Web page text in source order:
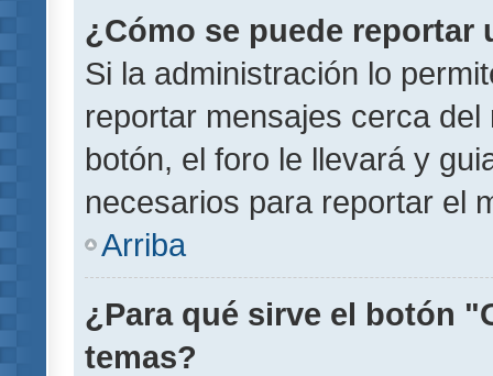
¿Cómo se puede reportar
Si la administración lo
reportar mensajes cerca
botón, el foro le llevará y
necesarios para reportar el
Arriba
¿Para qué sirve el botón
temas?